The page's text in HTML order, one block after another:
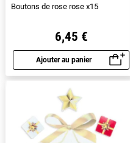
Boutons de rose rose x15
6,45 €
Ajouter au panier
Aperçu rapide